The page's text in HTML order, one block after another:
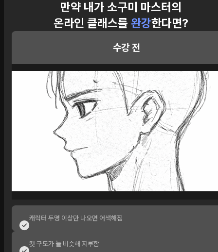
만약 내가 소구미 마스터의
온라인 클래스를 완강한다면?
수강 전
캐릭터 두명 이상만 나오면 어색해짐
컷 구도가 늘 비슷해 지루함